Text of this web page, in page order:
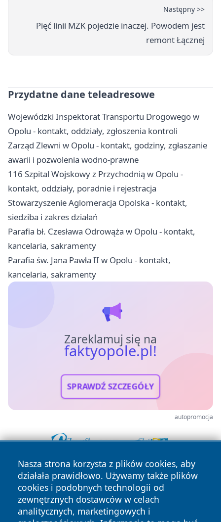
Następny >>
Pięć linii MZK pojedzie inaczej. Powodem jest
remont Łącznej
Przydatne dane teleadresowe
Wojewódzki Inspektorat Transportu Drogowego w
Opolu - kontakt, oddziały, zgłoszenia kontroli
Zarząd Zlewni w Opolu - kontakt, godziny, zgłaszanie
awarii i pozwolenia wodno-prawne
116 Szpital Wojskowy z Przychodnią w Opolu -
kontakt, oddziały, poradnie i rejestracja
Stowarzyszenie Aglomeracja Opolska - kontakt,
siedziba i zakres działań
Parafia bł. Czesława Odrowąża w Opolu - kontakt,
kancelaria, sakramenty
Parafia św. Jana Pawła II w Opolu - kontakt,
kancelaria, sakramenty
Zareklamuj się na
faktyopole.pl!
SPRAWDŹ SZCZEGÓŁY
autopromocja
Nasza strona korzysta z plików cookies, aby
działała prawidłowo. Używamy także plików
cookies i podobnych technologii od
zewnętrznych dostawców w celach
analitycznych, marketingowych i